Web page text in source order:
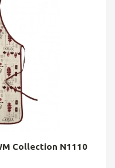
Collection N1110